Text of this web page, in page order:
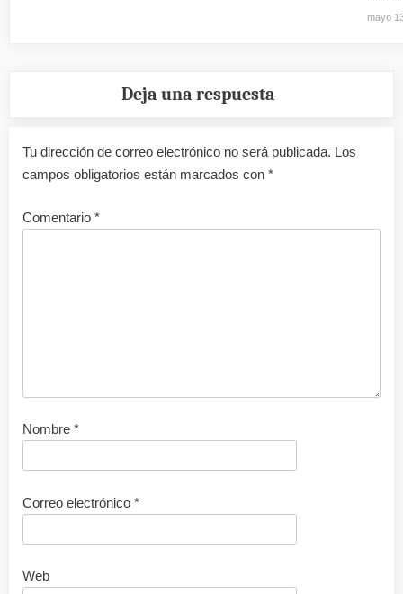
mayo
Deja una respuesta
Tu dirección de correo electrónico no será publicada. Los
campos obligatorios están marcados con *
Comentario *
Nombre *
Correo electrónico *
Web